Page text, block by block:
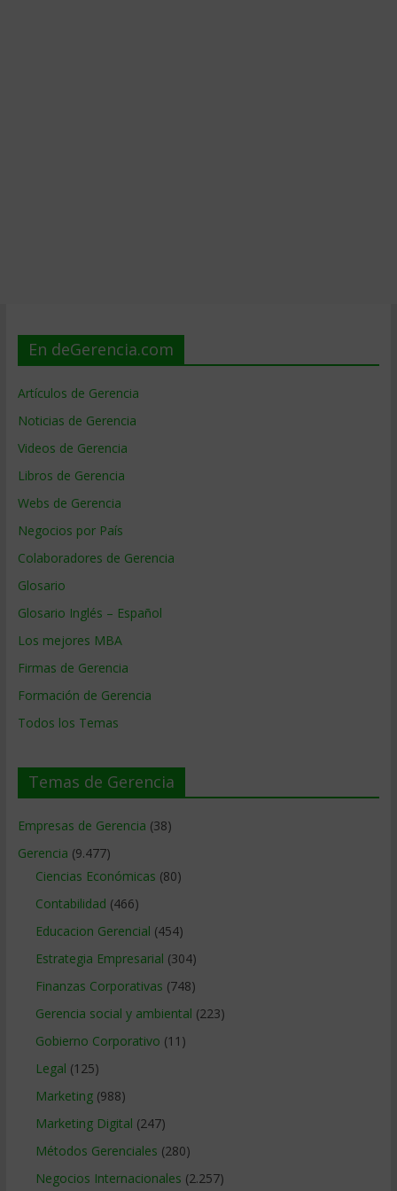
En deGerencia.com
Artículos de Gerencia
Noticias de Gerencia
Videos de Gerencia
Libros de Gerencia
Webs de Gerencia
Negocios por País
Colaboradores de Gerencia
Glosario
Glosario Inglés – Español
Los mejores MBA
Firmas de Gerencia
Formación de Gerencia
Todos los Temas
Temas de Gerencia
Empresas de Gerencia (38)
Gerencia (9.477)
Ciencias Económicas (80)
Contabilidad (466)
Educacion Gerencial (454)
Estrategia Empresarial (304)
Finanzas Corporativas (748)
Gerencia social y ambiental (223)
Gobierno Corporativo (11)
Legal (125)
Marketing(988)
Marketing Digital (247)
Métodos Gerenciales (280)
Negocios Internacionales (2.257)